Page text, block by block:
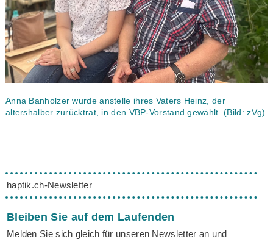
Anna Banholzer wurde anstelle ihres Vaters Heinz, der
altershalber zurücktrat, in den VBP-Vorstand gewählt. (Bild: zVg)
haptik.ch-Newsletter
Bleiben Sie auf dem Laufenden
Melden Sie sich gleich für unseren Newsletter an und